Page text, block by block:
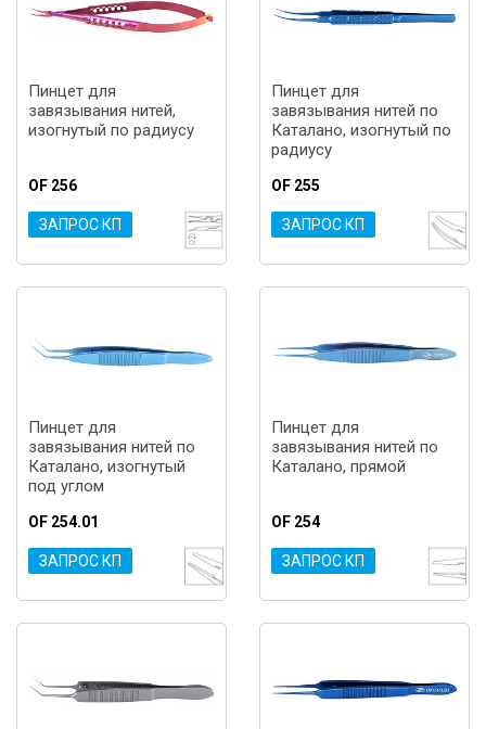
Пинцет для
завязывания нитей,
изогнутый по радиусу
OF 256
ЗАПРОС КП
Пинцет для
завязывания нитей по
Каталано, изогнутый по
радиусу
OF 255
ЗАПРОС КП
Пинцет для
завязывания нитей по
Каталано, изогнутый
под углом
OF 254.01
ЗАПРОС КП
Пинцет для
завязывания нитей по
Каталано, прямой
OF 254
ЗАПРОС КП